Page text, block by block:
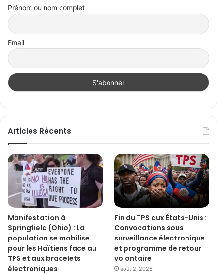
Prénom ou nom complet
Email
Articles Récents
Manifestation à
Springfield (Ohio) : La
population se mobilise
pour les Haïtiens face au
TPS et aux bracelets
électroniques
Fin du TPS aux États-Unis :
Convocations sous
surveillance électronique
et programme de retour
volontaire
août 2, 2026